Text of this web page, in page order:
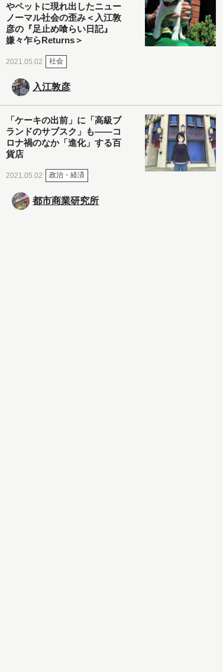
やペットに現れ出したニュー
ノーマル社会の歪み＜入江敦
彦の『足止め喰らい日記』
嫌々乍らReturns＞
2021.05.02 社会
入江敦彦
「ケーキの出前」に「高級ブ
ランドのサブスク」も――コ
ロナ禍のなか「進化」する百
貨店
2021.05.02 政治・経済
都市商業研究所